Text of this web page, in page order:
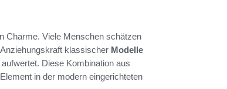
Charme. Viele Menschen schätzen
klassischer Modelle
Diese Kombination aus
in der modern eingerichteten